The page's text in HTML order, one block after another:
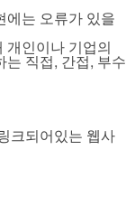
에는 오류가 있을
개인이나 기업의
직접, 간접, 부수
크되어있는 웹사